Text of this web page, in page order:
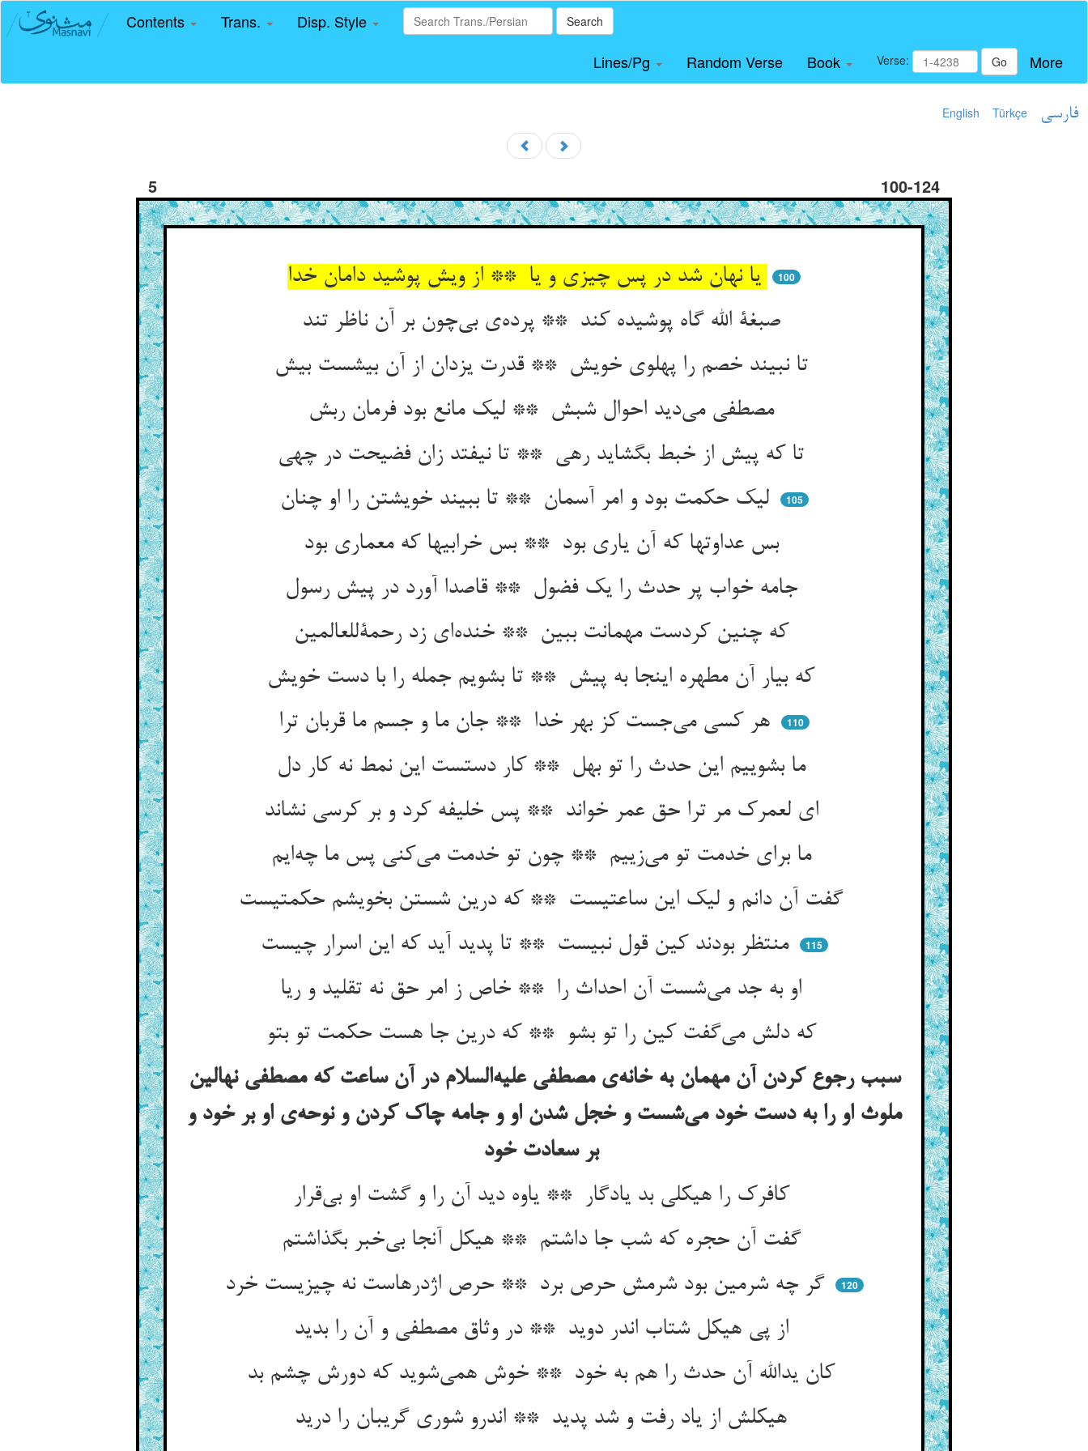
Contents Trans. Disp. Style Search
Lines/Pg Random Verse Book Verse: Go More
English Türkçe فارسی
5 100-124
100
صبغة الله گاه پوشیده کند ** پرده‌ی بی‌چون بر آن ناظر تند
تا نبیند خصم را پهلوی خویش ** قدرت یزدان از آن بیشست بیش
مصطفی می‌دید احوال شبش ** لیک مانع بود فرمان ربش
لیک حکمت بود و امر آسمان ** تا ببیند خویشتن را او چنان
105
بس عداوتها که آن یاری بود ** بس خرابیها که معماری بود
جامه خواب پر حدث را یک فضول ** قاصدا آورد در پیش رسول
که چنین کردست مهمانت ببین ** خنده‌ای زد رحمةللعالمین
110
ما بشوییم این حدث را تو بهل ** کار دستست این نمط نه کار دل
ای لعمرک مر ترا حق عمر خواند ** پس خلیفه کرد و بر کرسی نشاند
ما برای خدمت تو می‌زییم ** چون تو خدمت می‌کنی پس ما چه‌ایم
گفت آن دانم و لیک این ساعتیست ** که درین شستن بخویشم حکمتیست
منتظر بودند کین قول نبیست ** تا پدید آید که این اسرار چیست
115
که دلش می‌گفت کین را تو بشو ** که درین جا هست حکمت تو بتو
سبب رجوع کردن آن مهمان به خانه‌ی مصطفی علیه‌السلام در آن ساعت که مصطفی نهالین
ملوث او را به دست خود می‌شست و خجل شدن او و جامه چاک کردن و نوحه‌ی او بر خود و
بر سعادت خود
کافرک را هیکلی بد یادگار ** یاوه دید آن را و گشت او بی‌قرار
گفت آن حجره که شب جا داشتم ** هیکل آنجا بی‌خبر بگذاشتم
گر چه شرمین بود شرمش حرص برد ** حرص اژدرهاست نه چیزیست خرد
120
از پی هیکل شتاب اندر دوید ** در وثاق مصطفی و آن را بدید